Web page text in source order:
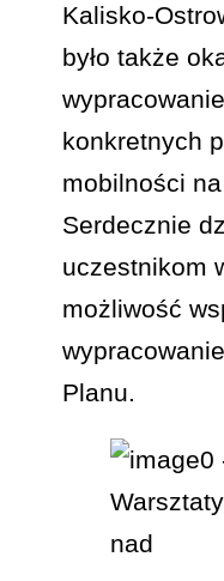
Kalisko-
było także
konkretnych
mobilności
Serdecznie
uczestnikom
możliwość
Planu.